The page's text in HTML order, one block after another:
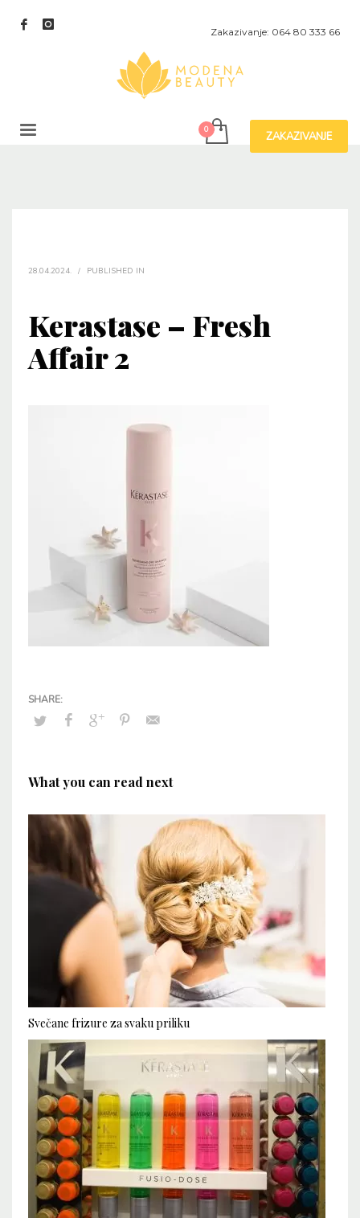
Zakazivanje: 064 80 333 66
ZAKAZIVANJE
28.04.2024. / PUBLISHED IN
Kerastase – Fresh
Affair 2
What you can read next
Svečane frizure za svaku priliku